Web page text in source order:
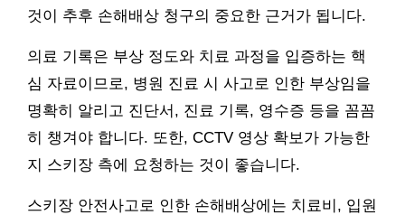
것이 추후 손해배상 청구의 중요한 근거가 됩니다.
의료 기록은 부상 정도와 치료 과정을 입증하는 핵
심 자료이므로, 병원 진료 시 사고로 인한 부상임을
명확히 알리고 진단서, 진료 기록, 영수증 등을 꼼꼼
히 챙겨야 합니다. 또한, CCTV 영상 확보가 가능한
지 스키장 측에 요청하는 것이 좋습니다.
스키장 안전사고로 인한 손해배상에는 치료비, 입원